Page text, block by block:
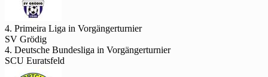
4. Primeira Liga in Vorgängerturnier
SV Grödig
4. Deutsche Bundesliga in Vorgängerturnier
SCU Euratsfeld